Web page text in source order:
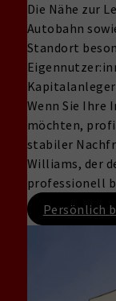
Die Nähe zur
Autobahn
Standort
Wenn Sie Ihre
möchten,
stabiler
Williams, der
professionell
Persönlich